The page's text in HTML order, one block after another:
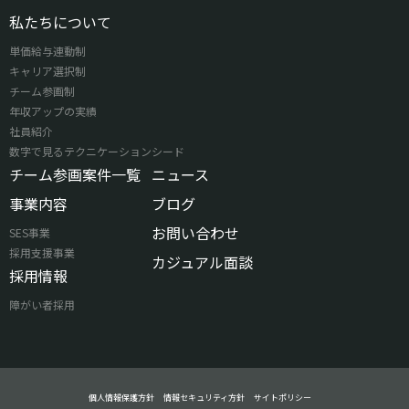
私たちについて
単価給与連動制
キャリア選択制
チーム参画制
年収アップの実績
社員紹介
数字で見るテクニケーションシード
チーム参画案件一覧
事業内容
SES事業
採用支援事業
採用情報
障がい者採用
ニュース
ブログ
お問い合わせ
カジュアル面談
個人情報保護方針 情報セキュリティ方針 サイトポリシー